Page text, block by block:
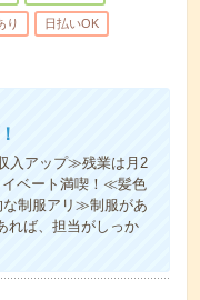
り 日払いOK
入アップ≫残業は月2
ベート満喫！≪髪色
制服アリ≫制服があ
れば、担当がしっか